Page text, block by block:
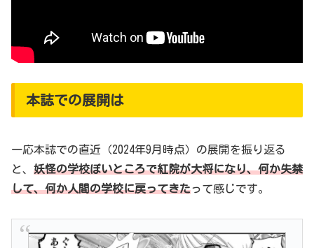
本誌での展開は
一応本誌での直近（2024年9月時点）の展開を振り返る
と、 妖怪の学校ぽいところで紅院が大将になり、何か失禁
して、何か人間の学校に戻ってきたって感じです。